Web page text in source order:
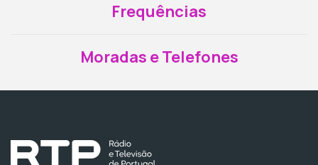
Frequências
Moradas e Telefones